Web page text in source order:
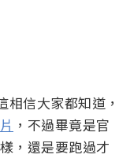
信大家都知道，
，不過畢竟是官
，還是要跑過才